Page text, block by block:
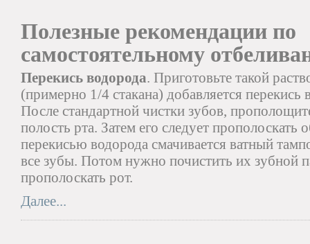
Полезные рекомендации по
самостоятельному
Перекись водорода. Приготовьте такой
(примерно 1/4 стакана) добавляется перекись
После стандартной чистки зубов,
полость рта. Затем его следует
перекисью водорода смачивается ватный
все зубы. Потом нужно почистить их зубной
прополоскать рот.
Далее...